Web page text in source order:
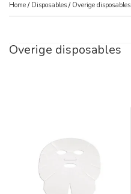
Home / Disposables / Overige disposables
Overige disposables